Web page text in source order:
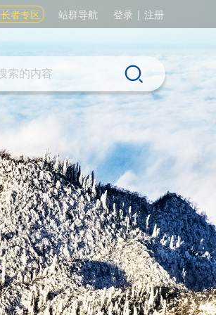
长者专区 站群导航 登录 | 注册